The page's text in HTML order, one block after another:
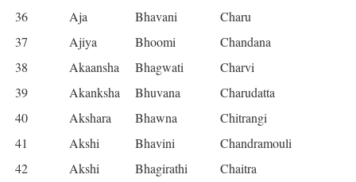
36
Aja Bhavani
Charu
37
Ajiya Bhoomi
Chandana
38
Akaansha Bhagwati
Charvi
39
Akanksha Bhuvana
Charudatta
40
Akshara Bhawna
Chitrangi
41
Akshi Bhavini
Chandramouli
42
Akshi Bhagirathi Chaitra